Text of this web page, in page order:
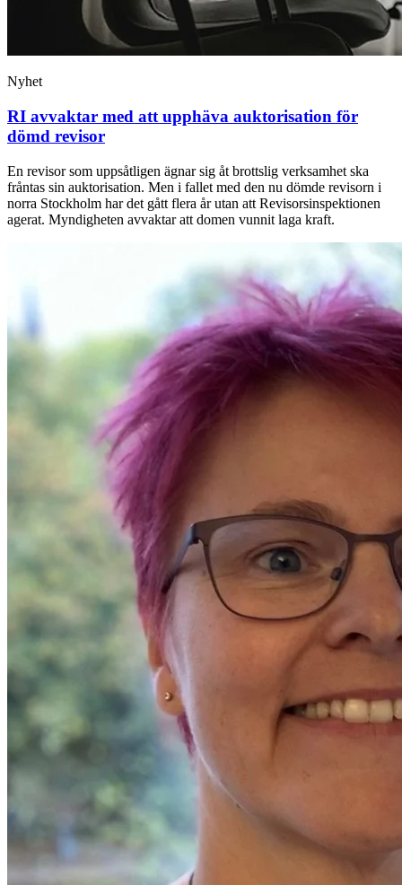
Nyhet
RI avvaktar med att upphäva auktorisation för
dömd revisor
En revisor som uppsåtligen ägnar sig åt brottslig verksamhet ska
fråntas sin auktorisation. Men i fallet med den nu dömde revisorn i
norra Stockholm har det gått flera år utan att Revisorsinspektionen
agerat. Myndigheten avvaktar att domen vunnit laga kraft.